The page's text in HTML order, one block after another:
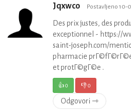
Jqxwco Postavljeno 10-
Des prix justes, des
exceptionnel - https://
saint-joseph.com/
pharmacie
et protГ©gГ©e .
👍0 👎0
Odgovori ⇾